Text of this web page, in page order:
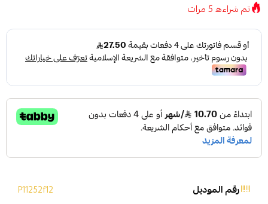
تم شراءه5مرات
رقم الموديل P11252f12